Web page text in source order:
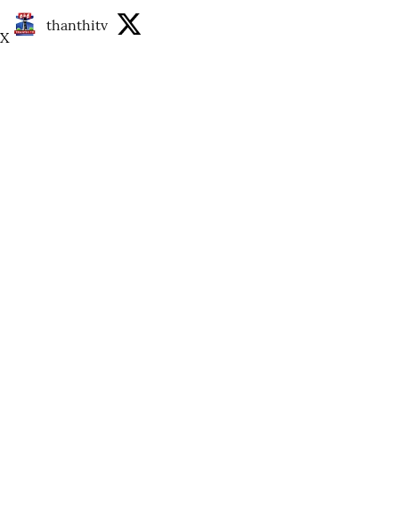
thanthitv
X